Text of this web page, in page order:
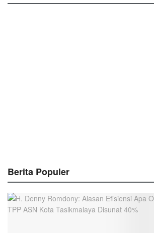
Berita Populer